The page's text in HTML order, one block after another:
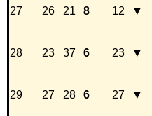
27 26 21 8 12 ▼
28 23 37 6 23 ▼
29 27 28 6 27 ▼